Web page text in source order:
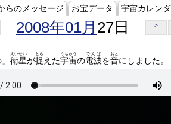
らのメッセージ お宝データ 宇宙カレン
2008年01月 27日 >
衛星
えいせい
が捉
とら
えた宇宙
うちゅう
の電波
でんぱ
を音
おと
にしました。